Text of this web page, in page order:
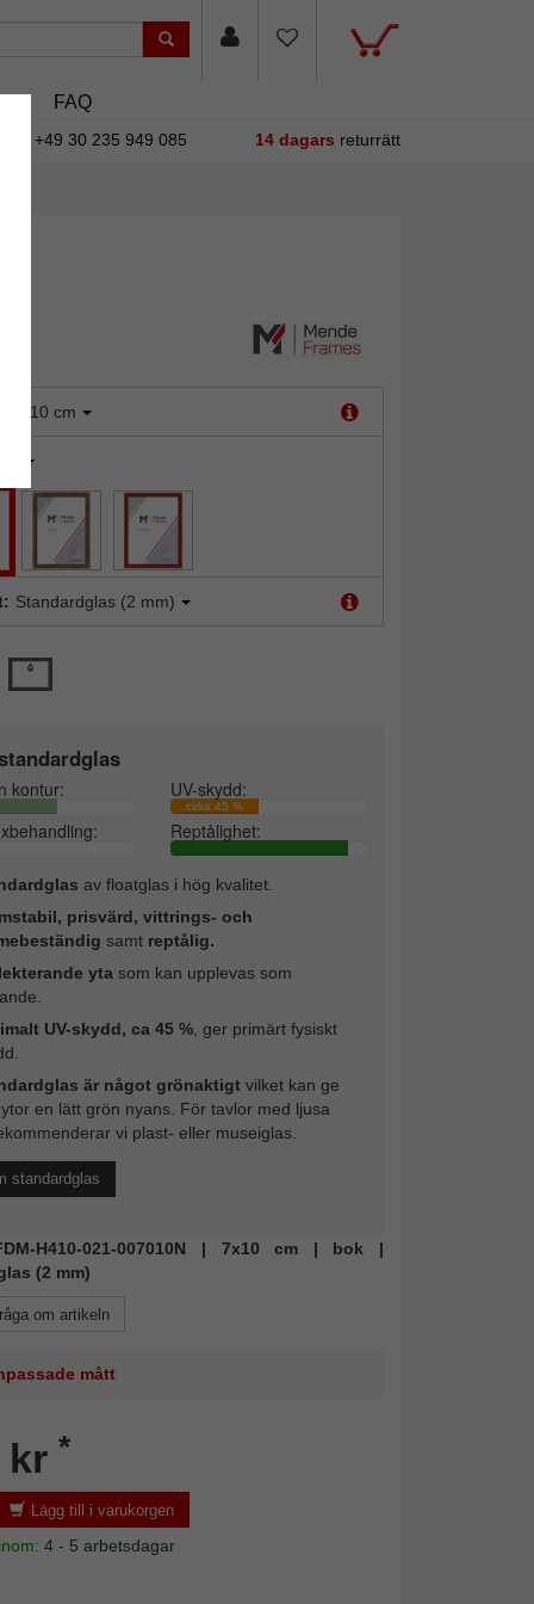
FAQ
+49 30 235 949 085 14 dagars returrätt
7x10 cm
Standardglas (2 mm)
kontur: UV-skydd:
cirka 45 %
Reptålighet:
av floatglas i hög kvalitet.
prisvärd, vittrings- och
samt reptålig.
yta som kan upplevas som
UV-skydd, ca 45 %, ger primärt fysiskt
är något grönaktigtvilket kan ge
en lätt grön nyans. För tavlor med ljusa
vi plast- eller museiglas.
standardglas
H410-021-007010N | 7x10 cm | bok |
(2 mm)
om artikeln
mått
kr *
Lägg till i varukorgen
4 - 5 arbetsdagar